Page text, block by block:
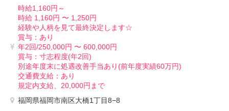
時給1,160円～
時給 1,160円 〜 1,250円
経験や人柄を見て最終決定します☆
賞与：あり
年2回/250,000円 〜 600,000円
賞与：寸志程度(年2回)
別途年度末に処遇改善手当あり(前年度実績60万円)
交通費支給：あり
規定内支給、20,000円まで
福岡県福岡市南区大橋1丁目8−8